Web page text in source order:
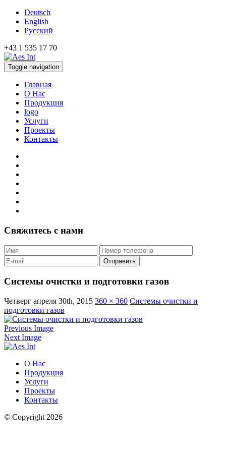
Deutsch
English
Русский
+43 1 535 17 70
Toggle navigation
Главная
О Нас
Продукция
logo
Услуги
Проекты
Контакты
Свяжитесь с нами
Cистемы очистки и подготовки газов
Четверг апреля 30th, 2015 360 × 360 Cистемы очистки и
подготовки газов
Previous Image
Next Image
О Нас
Продукция
Услуги
Проекты
Контакты
© Copyright 2026